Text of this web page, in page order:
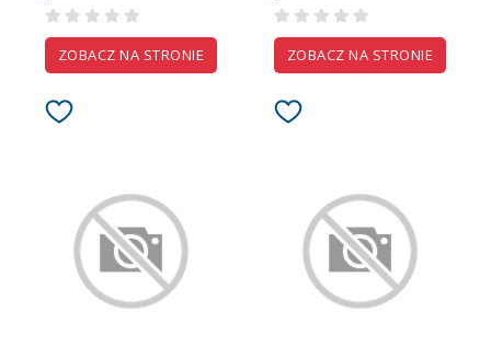
ZOBACZ NA STRONIE ZOBACZ NA STRONIE